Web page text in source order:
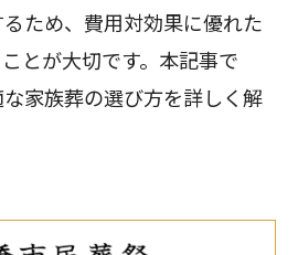
ため、費用対効果に優れた
とが大切です。本記事で
家族葬の選び方を詳しく解